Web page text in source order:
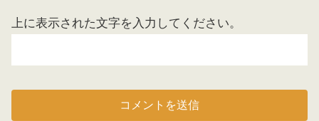
上に表示された文字を入力してください。